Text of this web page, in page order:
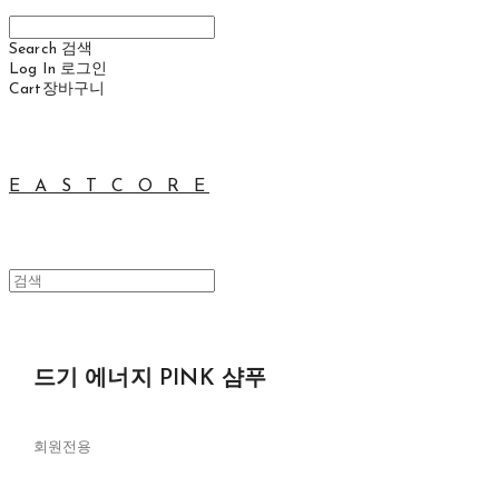
Search 검색
Log In 로그인
Cart 장바구니
E A S T C O R E
드기 에너지 PINK 샴푸
회원전용